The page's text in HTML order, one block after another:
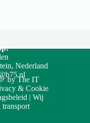
Nederland
byThe IT
& Cookie
| Wij
transport